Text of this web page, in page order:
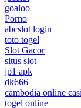
goaloo
Porno
abcslot login
toto togel
Slot Gacor
situs slot
jp1 apk
dk666
cambodia online
togel online